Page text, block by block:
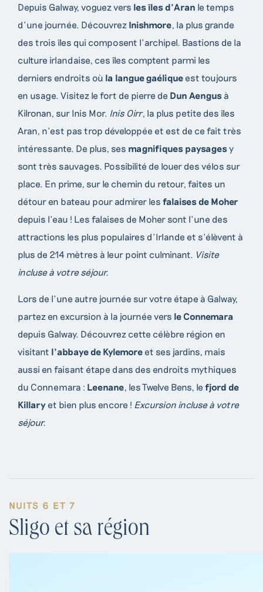
Depuis Galway, voguez vers les îles d’Aran le temps
d’une journée. Découvrez Inishmore , la plus grande
des trois îles qui composent l’archipel. Bastions de la
culture irlandaise, ces îles comptent parmi les
derniers endroits où la langue gaélique est toujours
en usage. Visitez le fort de pierre de Dun Aengus à
Kilronan, sur Inis Mor. Inis Oirr, la plus petite des îles
Aran, n’est pas trop développée et est de ce fait très
intéressante. De plus, ses magnifiques paysagesy
sont très sauvages. Possibilité de louer des vélos sur
place. En prime, sur le chemin du retour, faites un
détour en bateau pour admirer les falaises de Moher
depuis l’eau ! Les falaises de Moher sont l’une des
attractions les plus populaires d’Irlande et s’élèvent à
plus de 214 mètres à leur point culminant. Visite
incluse à votre séjour.
Lors de l’une autre journée sur votre étape à Galway,
partez en excursion à la journée vers le Connemara
depuis Galway. Découvrez cette célèbre région en
visitant l’abbaye de Kylemore et ses jardins, mais
aussi en faisant étape dans des endroits mythiques
du Connemara : Leenane , les Twelve Bens, le fjord de
Killary et bien plus encore ! Excursion incluse à votre
séjour.
NUITS 6 ET 7
Sligo et sa région